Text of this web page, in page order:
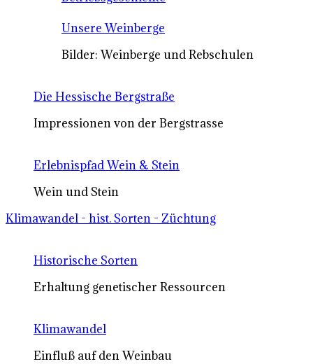
Unsere Weinberge
Bilder: Weinberge und Rebschulen
Die Hessische Bergstraße
Impressionen von der Bergstrasse
Erlebnispfad Wein & Stein
Wein und Stein
Klimawandel - hist. Sorten - Züchtung
Historische Sorten
Erhaltung genetischer Ressourcen
Klimawandel
Einfluß auf den Weinbau